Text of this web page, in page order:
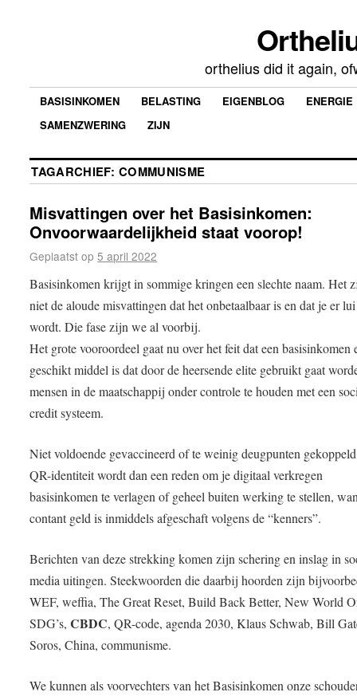
orthelius did it again,
BASISINKOMEN BELASTING EIGENBLOG
ENERGIE
SAMENZWERING
ZIJN
TAGARCHIEF:COMMUNISME
Misvattingen over het Basisinkomen:
Onvoorwaardelijkheid staat voorop!
Geplaatst op 5 april 2022
Basisinkomen krijgt in sommige kringen een slechte naam. Het
niet de aloude misvattingen dat het onbetaalbaar is en dat je er
wordt. Die fase zijn we al voorbij.
Het grote vooroordeel gaat nu over het feit dat een basisinkomen
geschikt middel is dat door de heersende elite gebruikt gaat
mensen in de maatschappij onder controle te houden met een
credit systeem.
Niet voldoende gevaccineerd of te weinig deugpunten
QR-identiteit wordt dan een reden om je digitaal verkregen
basisinkomen te verlagen of geheel buiten werking te stellen,
contant geld is inmiddels afgeschaft volgens de “kenners”.
Berichten van deze strekking komen zijn schering en inslag in
media uitingen. Steekwoorden die daarbij hoorden zijn
WEF, weffia, The Great Reset, Build Back Better, New World
SDG’s,CBDC, QR-code, agenda 2030, Klaus Schwab, Bill
Soros, China, communisme.
We kunnen als voorvechters van het Basisinkomen onze